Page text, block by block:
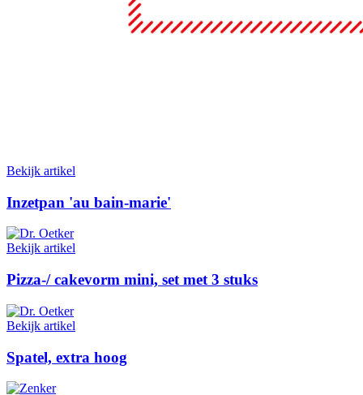
Bekijk artikel
Inzetpan 'au bain-marie'
Bekijk artikel
Pizza-/ cakevorm mini, set met 3 stuks
Bekijk artikel
Spatel, extra hoog